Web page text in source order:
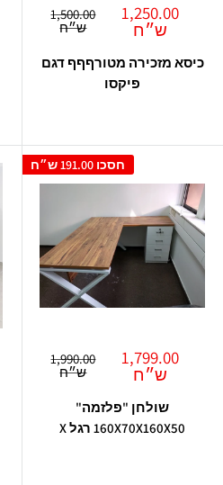
מחיר
מבצע
1,250.00
ש״ח
מחיר
רגיל
1,500.00
ש״ח
כיסא מזכירה מטורףףף דגם
פיקסו
חסכו 191.00 ש״ח
מחיר
מבצע
1,799.00
ש״ח
מחיר
רגיל
1,990.00
ש״ח
שולחן "פלזמה"
160X70X160X50 רגל X